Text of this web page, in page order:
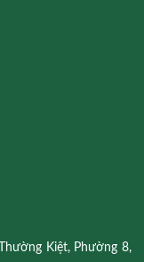
Kiệt, Phường 8,